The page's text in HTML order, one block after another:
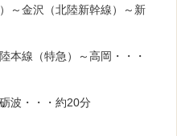
金沢（北陸新幹線）～新
線（特急）～高岡・・・
・・・約20分